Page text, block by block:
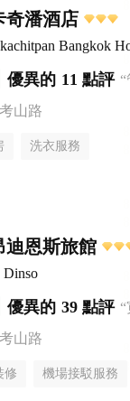
奇潘酒店
Bangkok
優異的 11 點評
山路
洗衣服務
迪恩斯旅館
Dinso
優異的 39 點評
山路
修 機場接駁服務